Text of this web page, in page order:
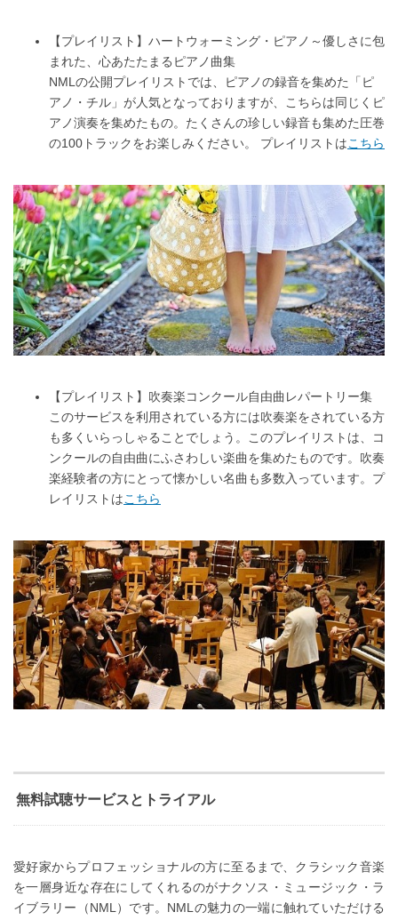
【プレイリスト】ハートウォーミング・ピアノ～優しさに包
まれた、心あたたまるピアノ曲集
NMLの公開プレイリストでは、ピアノの録音を集めた「ピ
アノ・チル」が人気となっておりますが、こちらは同じくピ
アノ演奏を集めたもの。たくさんの珍しい録音も集めた圧巻
の100トラックをお楽しみください。 プレイリストはこちら
【プレイリスト】吹奏楽コンクール自由曲レパートリー集
このサービスを利用されている方には吹奏楽をされている方
も多くいらっしゃることでしょう。このプレイリストは、コ
ンクールの自由曲にふさわしい楽曲を集めたものです。吹奏
楽経験者の方にとって懐かしい名曲も多数入っています。プ
レイリストはこちら
無料試聴サービスとトライアル
愛好家からプロフェッショナルの方に至るまで、クラシック音楽
を一層身近な存在にしてくれるのがナクソス・ミュージック・ラ
イブラリー（NML）です。NMLの魅力の一端に触れていただける